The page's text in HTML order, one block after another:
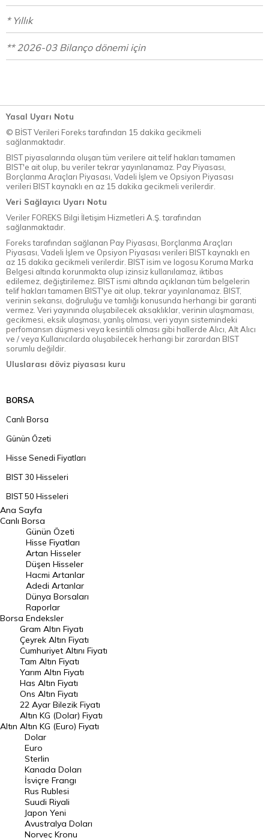
* Yıllık
** 2026-03 Bilanço dönemi için
Yasal Uyarı Notu
© BİST Verileri Foreks tarafından 15 dakika gecikmeli
sağlanmaktadır.
BIST piyasalarında oluşan tüm verilere ait telif hakları tamamen
BIST'e ait olup, bu veriler tekrar yayınlanamaz. Pay Piyasası,
Borçlanma Araçları Piyasası, Vadeli İşlem ve Opsiyon Piyasası
verileri BIST kaynaklı en az 15 dakika gecikmeli verilerdir.
Veri Sağlayıcı Uyarı Notu
Veriler FOREKS Bilgi İletişim Hizmetleri A.Ş. tarafından
sağlanmaktadır.
Foreks tarafından sağlanan Pay Piyasası, Borçlanma Araçları
Piyasası, Vadeli İşlem ve Opsiyon Piyasası verileri BIST kaynaklı en
az 15 dakika gecikmeli verilerdir. BIST isim ve logosu Koruma Marka
Belgesi altında korunmakta olup izinsiz kullanılamaz, iktibas
edilemez, değiştirilemez. BIST ismi altında açıklanan tüm belgelerin
telif hakları tamamen BIST'ye ait olup, tekrar yayınlanamaz. BIST,
verinin sekansı, doğruluğu ve tamlığı konusunda herhangi bir garanti
vermez. Veri yayınında oluşabilecek aksaklıklar, verinin ulaşmaması,
gecikmesi, eksik ulaşması, yanlış olması, veri yayın sistemindeki
perfomansın düşmesi veya kesintili olması gibi hallerde Alıcı, Alt Alıcı
ve / veya Kullanıcılarda oluşabilecek herhangi bir zarardan BIST
sorumlu değildir.
Uluslarası döviz piyasası kuru
BORSA
Canlı Borsa
Günün Özeti
Hisse Senedi Fiyatları
BIST 30 Hisseleri
BIST 50 Hisseleri
BIST 100 Hisseleri
En Çok Artan Hisseler
En Çok Düşen Hisseler
Hacmi Artanlar
Geçmiş Kapanışlar
Dünya Borsaları
Raporlar
Endeksler
DÖVİZ
Döviz Kuru
Dolar Kuru
Euro Kuru
Pound Kuru
Frank Kuru
Riyal Kuru
Avustralya Doları
Danimarka Kronu Kuru
Ana Sayfa
Canlı Borsa
Borsa
Günün Özeti
Hisse Fiyatları
Artan Hisseler
Düşen Hisseler
Hacmi Artanlar
Adedi Artanlar
Dünya Borsaları
Raporlar
Endeksler
Altın
Gram Altın Fiyatı
Çeyrek Altın Fiyatı
Cumhuriyet Altını Fiyatı
Tam Altın Fiyatı
Yarım Altın Fiyatı
Has Altın Fiyatı
Ons Altın Fiyatı
22 Ayar Bilezik Fiyatı
Altın KG (Dolar) Fiyatı
Altın KG (Euro) Fiyatı
Dolar
Euro
Sterlin
Kanada Doları
İsviçre Frangı
Rus Rublesi
Suudi Riyali
Japon Yeni
Avustralya Doları
Norveç Kronu